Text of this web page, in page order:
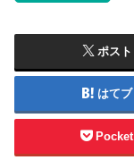
ポスト
はてブ
Pocket